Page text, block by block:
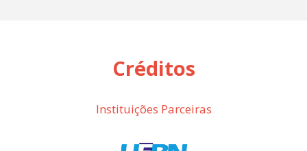
Créditos
Instituições Parceiras